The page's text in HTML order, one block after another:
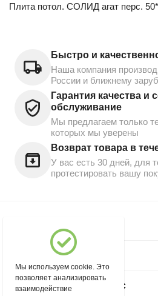
Плита потол. СОЛИД агат перс.
Быстро и
Наша компания
России и ближнему
Гарантия качества и
обслуживание
Мы предлагаем только
которых мы уверены
Возврат товара в
У вас есть 30 дней, для
протестировать вашу
Магазин "Северный"
Покупательский сервис
Мы используем cookie. Это
позволяет анализировать
взаимодействие